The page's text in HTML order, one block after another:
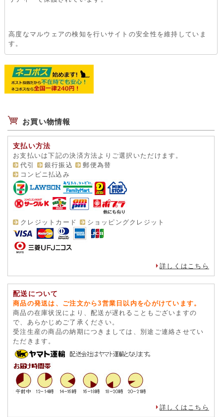
高度なマルウェアの検知を行いサイトの安全性を維持していま
す。
お買い物情報
支払い方法
お支払いは下記の決済方法よりご選択いただけます。
代引
銀行振込
郵便為替
コンビニ払込み
クレジットカード ショッピングクレジット
詳しくはこちら
配送について
商品の発送は、ご注文から3営業日以内を心がけています。
商品の在庫状況により、配送が遅れることもございますの
で、あらかじめご了承ください。
受注生産の商品の納期につきましては、別途ご連絡させてい
ただきます。
詳しくはこちら